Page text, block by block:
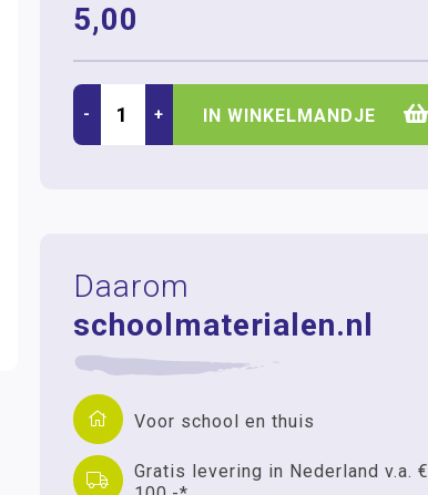
5,00
- + IN WINKELMANDJE
Daarom
schoolmaterialen.nl
Voor school en thuis
Gratis levering in Nederland v.a. €